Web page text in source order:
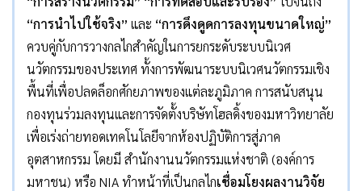
“การนำไปใช้จริง” และ “การดึงดูดการลงทุนขนาดใหญ่”
ควบคู่กับการวางกลไกสำคัญในการยกระดับระบบนิเวศ
นวัตกรรมของประเทศ ทั้งการพัฒนาระบบนิเวศนวัตกรรมเชิง
พื้นที่เพื่อปลดล็อกศักยภาพของแต่ละภูมิภาค การสนับสนุน
กองทุนร่วมลงทุนและการจัดตั้งบริษัทโฮลดิ้งของมหาวิทยาลัย
เพื่อเร่งถ่ายทอดเทคโนโลยีจากห้องปฏิบัติการสู่ภาค
อุตสาหกรรม โดยมี สำนักงานนวัตกรรมแห่งชาติ (องค์การ
มหาชน) หรือ NIA ทำหน้าที่เป็นกลไกเชื่อมโยงผลงานวิจัย